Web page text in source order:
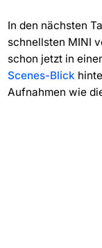
In den nächsten
schnellsten MINI
schon jetzt in
Scenes-Blick
Aufnahmen wie